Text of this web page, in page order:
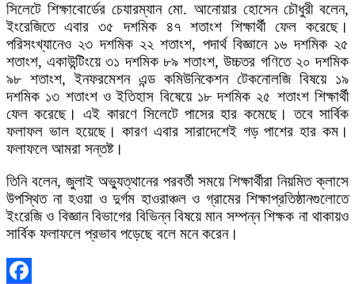
সিলেটে শিক্ষাবোর্ডের চেযারম্যান মো. আনোয়ার হোসেন চৌধুরী বলেন,
ইংরেজিতে এবার ৩৫ দশমিক ৪৭ শতাংশ শিক্ষার্থী ফেল করেছে।
পরিসংখ্যানেও ২৩ দশমিক ২২ শতাংশ, পদার্থ বিজ্ঞানে ১৬ দশমিক ২৫
শতাংশ, একাউন্টিংয়ে ৩১ দশমিক ৮৯ শতাংশ, উচ্চতর গণিতে ২০ দশমিক
৯৮ শতাংশ, ইনফরমেশন এন্ড কমিউনিকেশন টেকনোলজি বিষয়ে ১৯
দশমিক ১৩ শতাংশ ও ইতিহাস বিষেয়ে ১৮ দশমিক ২৫ শতাংশ শিক্ষার্থী
ফেল করেছে। এই কারণে সিলেটে পাসের হার কমেছে। তবে সার্বিক
ফলাফল ভাল হয়েছে। কারণ এবার সারাদেশেই গড় পাশের হার কম।
ফলাফলে আমরা সন্তষ্ট।
তিনি বলেন, জুলাই অভ্যুত্থানের পরবর্তী সময়ে শিক্ষার্থীরা নিয়মিত ক্লাসে
উপস্থিত না হওয়া ও দুর্গম হাওরাঞ্চল ও গ্রামের শিক্ষাপ্রতিষ্ঠানগুলোতে
ইংরেজি ও বিজ্ঞান বিভাগের বিভিন্ন বিষয়ে মান সম্পন্ন শিক্ষক না থাকায়ও
সার্বিক ফলাফলে প্রভাব পড়েছে বলে মনে করেন।